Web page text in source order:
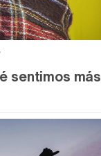
sentimos más